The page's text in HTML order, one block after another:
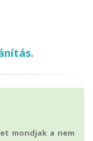
mondjak a nem